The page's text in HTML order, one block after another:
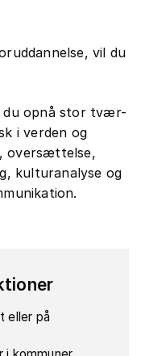
vil du
du opnå stor tvær-
i verden og
oversættelse,
kulturanalyse og
eller på